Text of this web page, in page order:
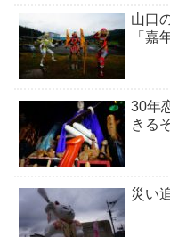
山口
「嘉
30年
きる
災い